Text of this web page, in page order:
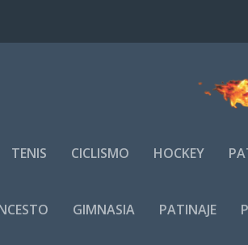
TENIS CICLISMO HOCKEY
GIMNASIA PATINAJE